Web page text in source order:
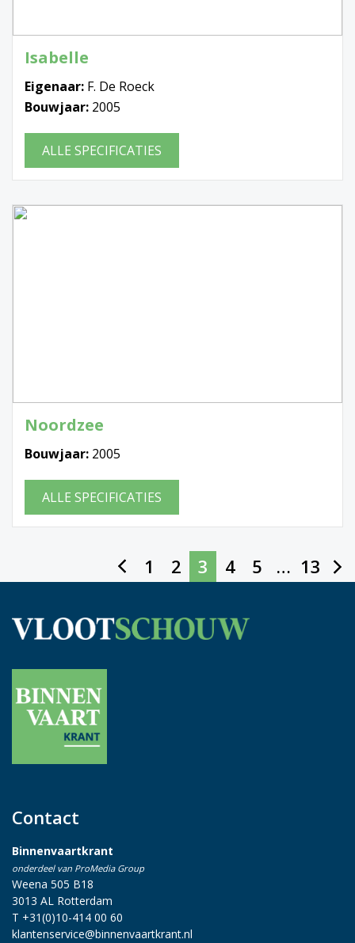
Isabelle
Eigenaar: F. De Roeck
Bouwjaar: 2005
ALLE SPECIFICATIES
Noordzee
Bouwjaar: 2005
ALLE SPECIFICATIES
1 2 3 4 5 … 13
Contact
Binnenvaartkrant
onderdeel van ProMedia Group
Weena 505 B18
3013 AL Rotterdam
T +31(0)10-414 00 60
klantenservice@binnenvaartkrant.nl